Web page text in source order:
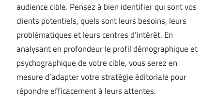
audience cible. Pensez à bien identifier qui sont vos
clients potentiels, quels sont leurs besoins, leurs
problématiques et leurs centres d’intérêt. En
analysant en profondeur le profil démographique et
psychographique de votre cible, vous serez en
mesure d’adapter votre stratégie éditoriale pour
répondre efficacement à leurs attentes.